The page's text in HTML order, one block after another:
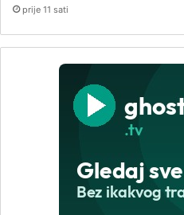
prije 11 sati